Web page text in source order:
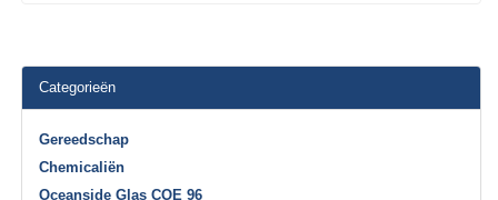
Categorieën
Gereedschap
Chemicaliën
Oceanside Glas COE 96